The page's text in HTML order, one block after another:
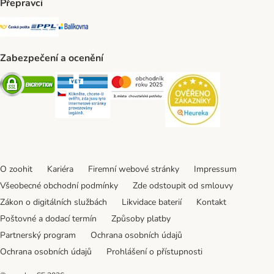
Přepravci
Česká pošta Shipping Method
PPL Shipping Method
Balíkovna Shipping Method
Zabezpečení a ocenění
Security Security Security
O zoohit Kariéra Firemní webové stránky
Impressum
Všeobecné obchodní podmínky
Zde odstoupit od smlouvy
Zákon o digitálních službách
Likvidace baterií
Kontakt
Poštovné a dodací termín
Způsoby platby
Partnerský program
Ochrana osobních údajů
Ochrana osobních údajů
Prohlášení o přístupnosti